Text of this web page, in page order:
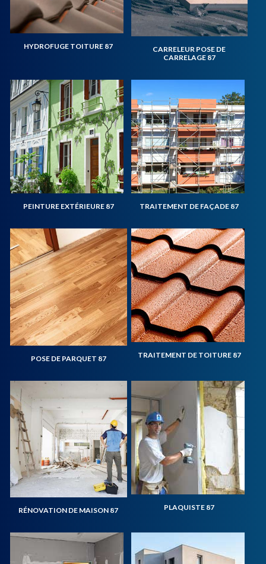
HYDROFUGE TOITURE 87
CARRELEUR POSE DE
CARRELAGE 87
PEINTURE EXTÉRIEURE 87 TRAITEMENT DE FAÇADE 87
POSE DE PARQUET 87 TRAITEMENT DE TOITURE 87
RÉNOVATION DE MAISON 87 PLAQUISTE 87